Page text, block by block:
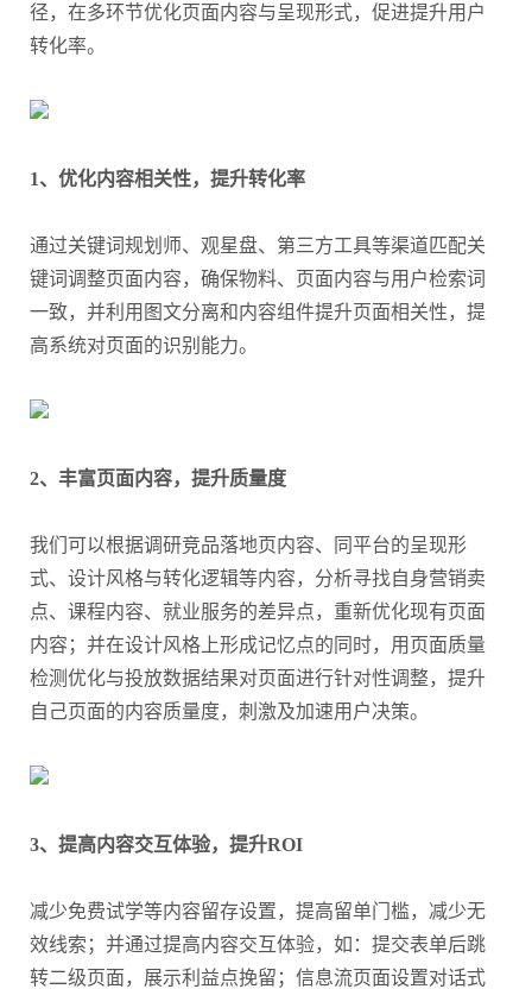
径，在多环节优化页面内容与呈现形式，促进提升用户
转化率。
1、优化内容相关性，提升转化率
通过关键词规划师、观星盘、第三方工具等渠道匹配关
键词调整页面内容，确保物料、页面内容与用户检索词
一致，并利用图文分离和内容组件提升页面相关性，提
高系统对页面的识别能力。
2、丰富页面内容，提升质量度
我们可以根据调研竞品落地页内容、同平台的呈现形
式、设计风格与转化逻辑等内容，分析寻找自身营销卖
点、课程内容、就业服务的差异点，重新优化现有页面
内容；并在设计风格上形成记忆点的同时，用页面质量
检测优化与投放数据结果对页面进行针对性调整，提升
自己页面的内容质量度，刺激及加速用户决策。
3、提高内容交互体验，提升ROI
减少免费试学等内容留存设置，提高留单门槛，减少无
效线索；并通过提高内容交互体验，如：提交表单后跳
转二级页面，展示利益点挽留；信息流页面设置对话式